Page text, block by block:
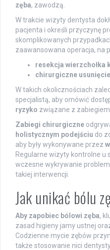
zęba, zawodzą.
W trakcie wizyty dentysta
pacjenta i określi przyczynę
skomplikowanych
zaawansowana operacja, na
resekcja wierzchołka
chirurgiczne
W takich okolicznościach
specjalistą, aby omówić
ryzyko związane z zabiegiem.
Zabiegi chirurgiczne
holistycznym podejściu do
aby były wykonywane przez
Regularne wizyty kontrolne
wczesne wykrywanie
takiej interwencji.
Jak unikać bólu
Aby zapobiec bólowi zęba,
zasad higieny jamy ustnej
Codzienne mycie zębów
także stosowanie nici